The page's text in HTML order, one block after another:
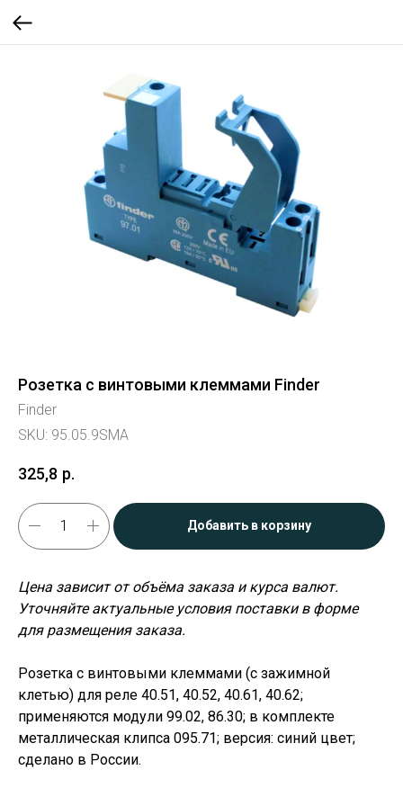
Розетка с винтовыми клеммами Finder
Finder
SKU: 95.05.9SMA
325,8 р.
Добавить в корзину
Цена зависит от объёма заказа и курса валют.
Уточняйте актуальные условия поставки в форме
для размещения заказа.
Розетка с винтовыми клеммами (с зажимной
клетью) для реле 40.51, 40.52, 40.61, 40.62;
применяются модули 99.02, 86.30; в комплекте
металлическая клипса 095.71; версия: синий цвет;
сделано в России.